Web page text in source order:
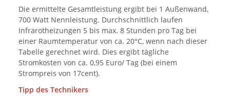
Die ermittelte Gesamtleistung ergibt bei 1 Außenwand,
700 Watt Nennleistung. Durchschnittlich laufen
Infrarotheizungen 5 bis max. 8 Stunden pro Tag bei
einer Raumtemperatur von ca. 20°C, wenn nach dieser
Tabelle gerechnet wird. Dies ergibt tägliche
Stromkosten von ca. 0,95 Euro/ Tag (bei einem
Strompreis von 17cent).
Tipp des Technikers